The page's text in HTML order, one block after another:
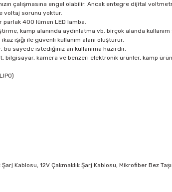
çalışmasına engel olabilir. Ancak entegre dijital
voltaj sorunu yoktur.
parlak 400 lümen LED lamba.
kamp alanında aydınlatma vb. birçok alanda kullanım
ışığı ile güvenli kullanım alanı oluşturur.
sayede istediğiniz an kullanıma hazırdır.
bilgisayar, kamera ve benzeri elektronik ürünler, kamp
Kablosu, 12V Çakmaklık Şarj Kablosu, Mikrofiber Bez